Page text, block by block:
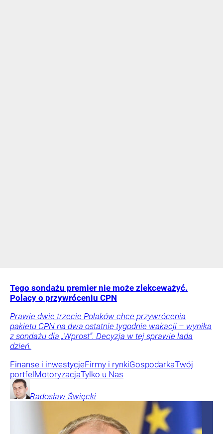
Tego sondażu premier nie może zlekceważyć.
Polacy o przywróceniu CPN
Prawie dwie trzecie Polaków chce przywrócenia
pakietu CPN na dwa ostatnie tygodnie wakacji – wynika
z sondażu dla „Wprost”. Decyzja w tej sprawie lada
dzień.
Finanse i inwestycjeFirmy i rynkiGospodarkaTwój
portfelMotoryzacjaTylko u Nas
Radosław Święcki